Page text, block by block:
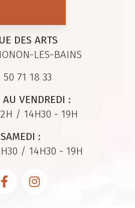
DES ARTS
LES-BAINS
50 71 18 33
AU VENDREDI :
/ 14H30 - 19H
SAMEDI :
/ 14H30 - 19H